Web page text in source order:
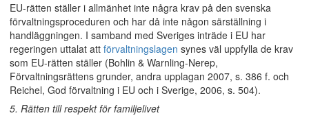
EU-rätten ställer i allmänhet inte några krav på den svenska
förvaltningsproceduren och har då inte någon särställning i
handläggningen. I samband med Sveriges inträde i EU har
regeringen uttalat att förvaltningslagen synes väl uppfylla de krav
som EU-rätten ställer (Bohlin & Warnling-Nerep,
Förvaltningsrättens grunder, andra upplagan 2007, s. 386 f. och
Reichel, God förvaltning i EU och i Sverige, 2006, s. 504).
5. Rätten till respekt för familjelivet